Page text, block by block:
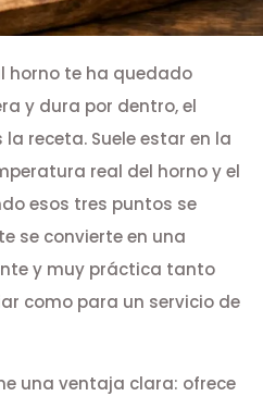
horno te ha quedado
y dura por dentro, el
receta. Suele estar en la
real del horno y el
esos tres puntos se
se convierte en una
y muy práctica tanto
como para un servicio de
una ventaja clara: ofrece